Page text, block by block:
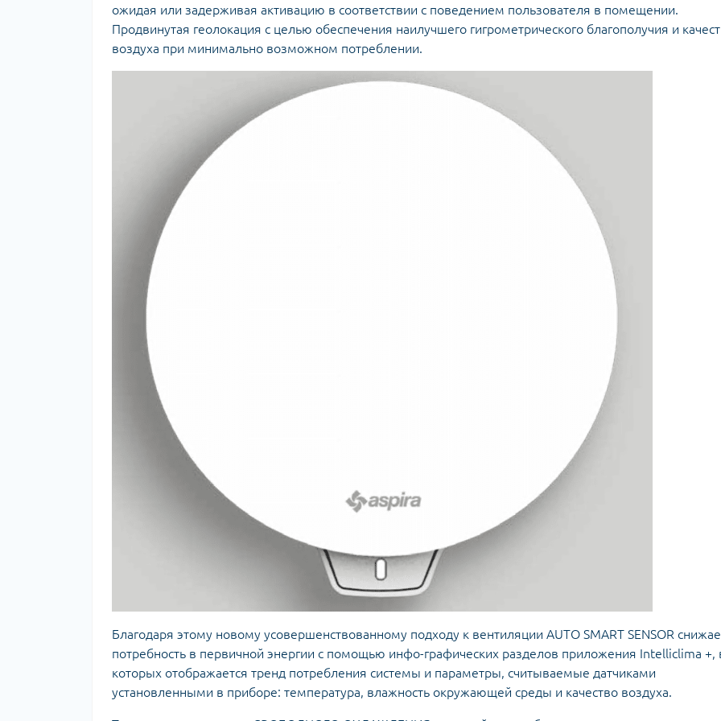
ожидая или задерживая активацию в соответствии с поведением пользователя в помещении.
Продвинутая геолокация с целью обеспечения наилучшего гигрометрического благополучия и
воздуха при минимально возможном потреблении.
Благодаря этому новому усовершенствованному подходу к вентиляции AUTO SMART SENSOR
потребность в первичной энергии с помощью инфо-графических разделов приложения Intelliclima +,
которых отображается тренд потребления системы и параметры, считываемые датчиками
установленными в приборе: температура, влажность окружающей среды и качество воздуха.